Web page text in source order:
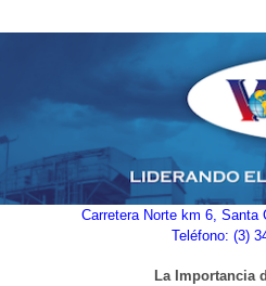
Carretera Norte km 6, Santa
Teléfono: (3)
La Importancia